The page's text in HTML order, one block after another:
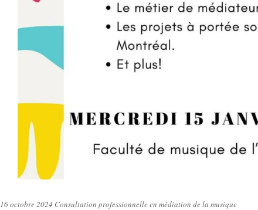
16 octobre 2024 Consultation professionnelle en médiation de la musique